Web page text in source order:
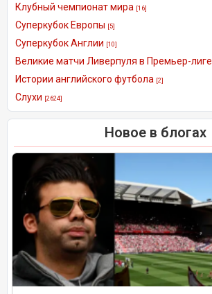
Клубный чемпионат мира [16]
Суперкубок Европы [5]
Суперкубок Англии [10]
Великие матчи Ливерпуля в Премьер-лиге
Истории английского футбола [2]
Слухи [2624]
Новое в блогах